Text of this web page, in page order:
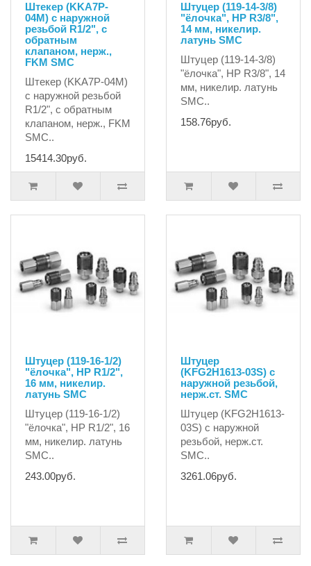
Штекер (KKA7P-
04M) с наружной
резьбой R1/2", с
обратным
клапаном, нерж.,
FKM SMC
Штекер (KKA7P-04M)
с наружной резьбой
R1/2", с обратным
клапаном, нерж., FKM
SMC..
15414.30руб.
Штуцер (119-14-3/8)
"ёлочка", НР R3/8",
14 мм, никелир.
латунь SMC
Штуцер (119-14-3/8)
"ёлочка", НР R3/8", 14
мм, никелир. латунь
SMC..
158.76руб.
Штуцер (119-16-1/2)
"ёлочка", НР R1/2",
16 мм, никелир.
латунь SMC
Штуцер (119-16-1/2)
"ёлочка", НР R1/2", 16
мм, никелир. латунь
SMC..
243.00руб.
Штуцер
(KFG2H1613-03S) с
наружной резьбой,
нерж.ст. SMC
Штуцер (KFG2H1613-
03S) с наружной
резьбой, нерж.ст.
SMC..
3261.06руб.